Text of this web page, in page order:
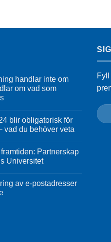
handlar inte om
om vad som
blir obligatorisk för
vad du behöver veta
Partnerskap
Universitet
av e-postadresser